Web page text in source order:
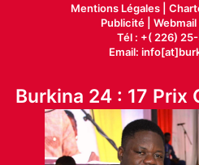
Mentions Légales |
Publicité| Webmail |
Tél : +( 226)
Email:
Burkina 24 : 17 Prix